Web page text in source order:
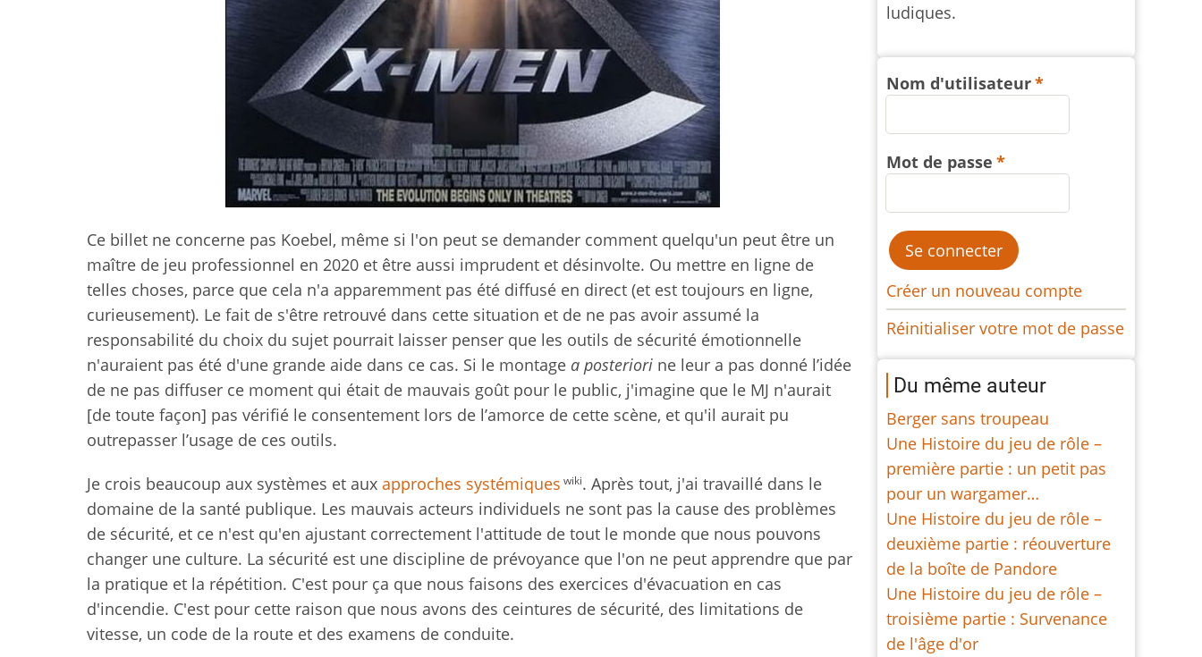
Ce billet ne concerne pas Koebel, même si l'on peut se demander comment quelqu'un peut être un
maître de jeu professionnel en 2020 et être aussi imprudent et désinvolte. Ou mettre en ligne de
telles choses, parce que cela n'a apparemment pas été diffusé en direct (et est toujours en ligne,
curieusement). Le fait de s'être retrouvé dans cette situation et de ne pas avoir assumé la
responsabilité du choix du sujet pourrait laisser penser que les outils de sécurité émotionnelle
n'auraient pas été d'une grande aide dans ce cas. Si le montage a posteriori ne leur a pas donné l’idée
de ne pas diffuser ce moment qui était de mauvais goût pour le public, j'imagine que le MJ n'aurait
[de toute façon] pas vérifié le consentement lors de l’amorce de cette scène, et qu'il aurait pu
outrepasser l’usage de ces outils.
Je crois beaucoup aux systèmes et aux approches systémiques wiki. Après tout, j'ai travaillé dans le
domaine de la santé publique. Les mauvais acteurs individuels ne sont pas la cause des problèmes
de sécurité, et ce n'est qu'en ajustant correctement l'attitude de tout le monde que nous pouvons
changer une culture. La sécurité est une discipline de prévoyance que l'on ne peut apprendre que par
la pratique et la répétition. C'est pour ça que nous faisons des exercices d'évacuation en cas
d'incendie. C'est pour cette raison que nous avons des ceintures de sécurité, des limitations de
vitesse, un code de la route et des examens de conduite.
ludiques.
Nom d'utilisateur
Mot de passe
Créer un nouveau compte
Réinitialiser votre mot de passe
Du même auteur
Berger sans troupeau
Une Histoire du jeu de rôle –
première partie : un petit pas
pour un wargamer…
Une Histoire du jeu de rôle –
deuxième partie : réouverture
de la boîte de Pandore
Une Histoire du jeu de rôle –
troisième partie : Survenance
de l'âge d'or